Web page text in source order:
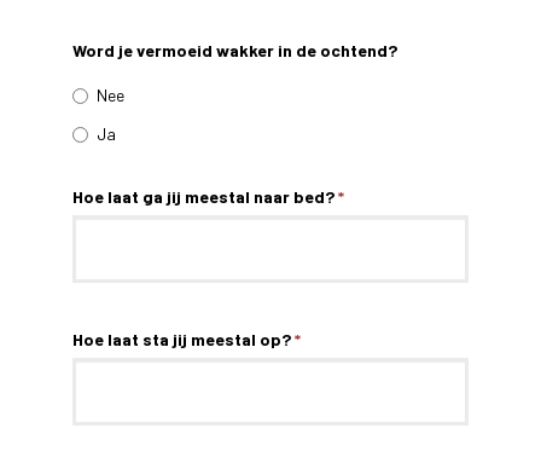
Word je vermoeid wakker in de ochtend?
Nee
Ja
Hoe laat ga jij meestal naar bed?*
Hoe laat sta jij meestal op?*